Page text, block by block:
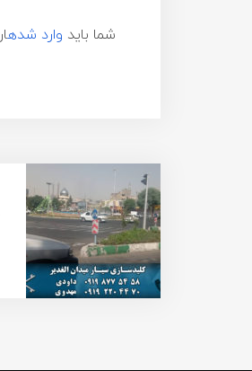
شما باید وارد شده